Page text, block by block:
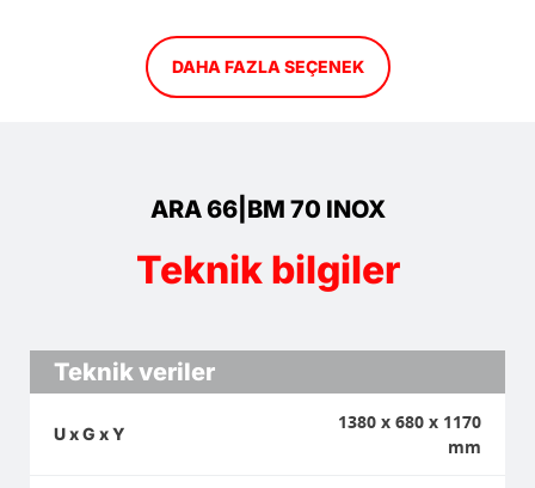
DAHA FAZLA SEÇENEK
ARA 66|BM 70 INOX
Teknik bilgiler
Teknik veriler
U x G x Y
1380 x 680 x 1170
mm